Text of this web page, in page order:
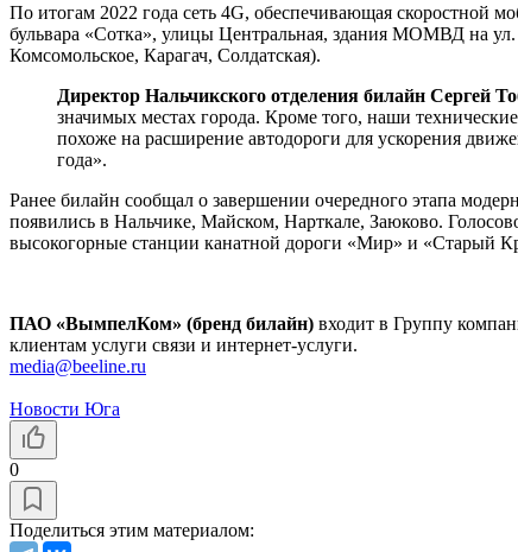
По итогам 2022 года сеть 4G, обеспечивающая скоростной
бульвара «Сотка», улицы Центральная, здания МОМВД на
Комсомольское, Карагач, Солдатская).
Директор Нальчикского отделения билайн Сергей
значимых местах города. Кроме того, наши
похоже на расширение автодороги для ускорения
года».
Ранее билайн сообщал о завершении очередного этапа
появились в Нальчике, Майском, Нарткале, Заюково.
высокогорные станции канатной дороги «Мир» и «Старый
ПАО «ВымпелКом» (бренд билайн) входит в Группу
клиентам услуги связи и интернет-услуги.
media@beeline.ru
Новости Юга
0
Поделиться этим материалом: